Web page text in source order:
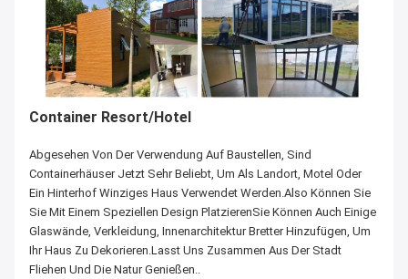
Container Resort/Hotel
Abgesehen Von Der Verwendung Auf Baustellen, Sind
Containerhäuser Jetzt Sehr Beliebt, Um Als Landort, Motel Oder
Ein Hinterhof Winziges Haus Verwendet Werden.Also Können Sie
Sie Mit Einem Speziellen Design PlatzierenSie Können Auch Einige
Glaswände, Verkleidung, Innenarchitektur Bretter Hinzufügen, Um
Ihr Haus Zu Dekorieren.Lasst Uns Zusammen Aus Der Stadt
Fliehen Und Die Natur Genießen..